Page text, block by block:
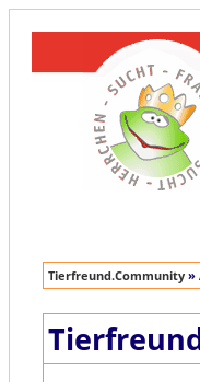
Tierfreund.Community »